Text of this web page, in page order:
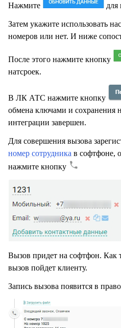
Нажмите для
Затем укажите использовать
номеров или нет. И ниже
После этого нажмите кнопку
натсроек.
В ЛК АТС нажмите кнопку
обмена ключами и сохранения
интеграции завершен.
Для совершения вызова
номер сотрудника в софтфоне,
нажмите кнопку
Вызов придет на софтфон. Как
вызов пойдет клиенту.
Запись вызова появится в